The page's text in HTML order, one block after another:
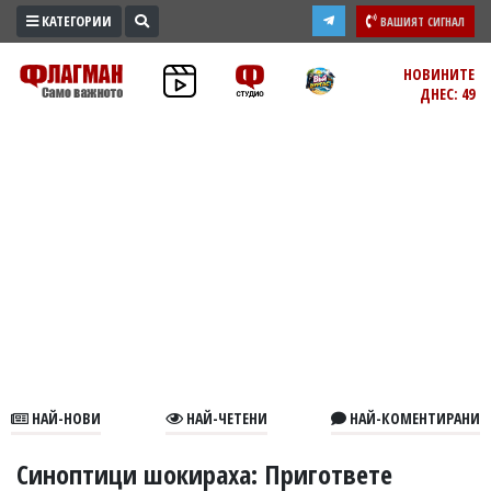
ПРОМО
ЗОНА
В
КАТЕГОРИИ ВАШИЯТ СИГНАЛ
НОВИНИТЕ
ДНЕС: 49
НАЙ-НОВИ НАЙ-ЧЕТЕНИ НАЙ-КОМЕНТИРАНИ
Синоптици шокираха: Пригответе